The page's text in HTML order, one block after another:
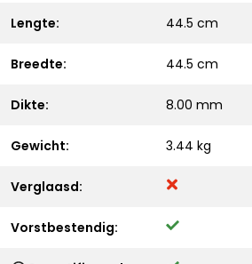
Lengte: 44.5 cm
Breedte: 44.5 cm
Dikte: 8.00 mm
Gewicht: 3.44 kg
Verglaasd:
Vorstbestendig: